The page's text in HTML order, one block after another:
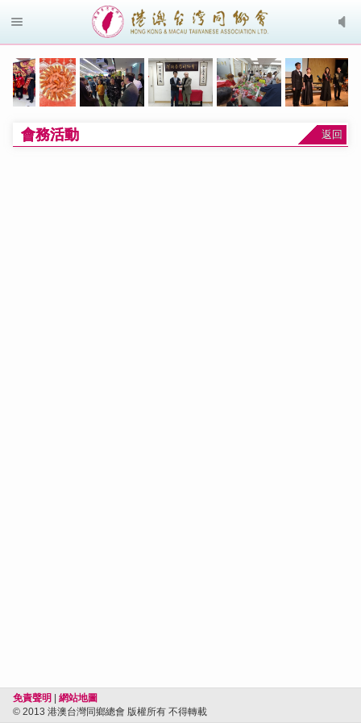
會務活動 返回
免責聲明
網站地圖
© 2013 港澳台灣同鄉總會 版權所有 不得轉載